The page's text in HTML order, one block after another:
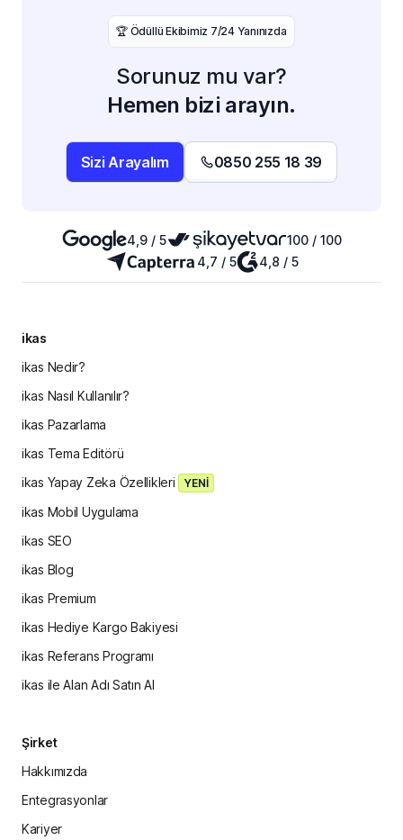
️🏆 Ödüllü Ekibimiz 7/24 Yanınızda
Sorunuz mu var?
Hemen bizi arayın.
Sizi Arayalım 0850 255 18 39
4,9 / 5
100 / 100
4,7 / 5
4,8 / 5
ikas
ikas Nedir?
ikas Nasıl Kullanılır?
ikas Pazarlama
ikas Tema Editörü
ikas Yapay Zeka Özellikleri
YENİ
ikas Mobil Uygulama
ikas SEO
ikas Blog
ikas Premium
ikas Hediye Kargo Bakiyesi
ikas Referans Programı
ikas ile Alan Adı Satın Al
Şirket
Hakkımızda
Entegrasyonlar
Kariyer